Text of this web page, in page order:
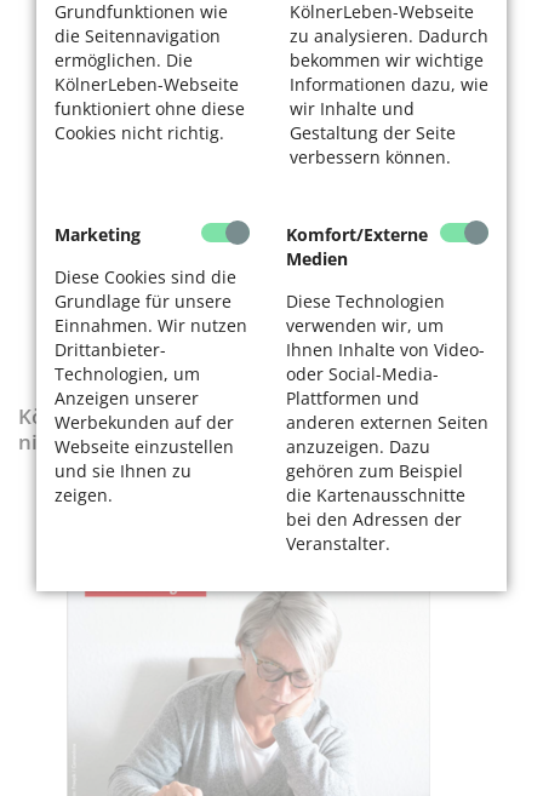
Grundfunktionen wie
die Seitennavigation
ermöglichen. Die
KölnerLeben-Webseite
funktioniert ohne diese
Cookies nicht richtig.
KölnerLeben-Webseite
zu analysieren. Dadurch
bekommen wir wichtige
Informationen dazu, wie
wir Inhalte und
Gestaltung der Seite
verbessern können.
Marketing
Diese Cookies sind die
Grundlage für unsere
Einnahmen. Wir nutzen
Drittanbieter-
Technologien, um
Anzeigen unserer
Werbekunden auf der
Webseite einzustellen
und sie Ihnen zu
zeigen.
Komfort/Externe
Medien
Diese Technologien
verwenden wir, um
Ihnen Inhalte von Video-
oder Social-Media-
Plattformen und
anderen externen Seiten
anzuzeigen. Dazu
gehören zum Beispiel
die Kartenausschnitte
bei den Adressen der
Veranstalter.
KölnerLeben-Sonderausgabe „Wenn die Rente
nicht reicht“